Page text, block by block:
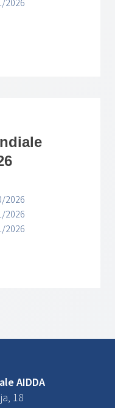
2026
2026
2026
2026
AIDDA
18